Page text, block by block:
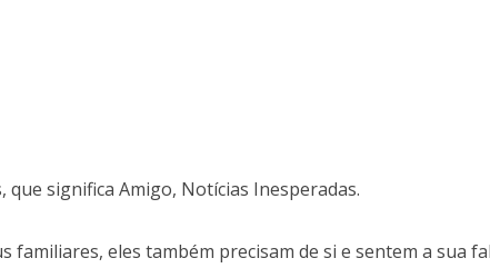
que significa Amigo, Notícias Inesperadas.
familiares, eles também precisam de si e sentem a sua